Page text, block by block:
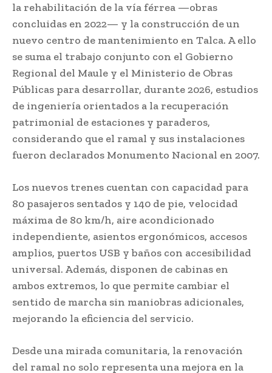
la rehabilitación de la vía férrea —obras
concluidas en 2022— y la construcción de un
nuevo centro de mantenimiento en Talca. A ello
se suma el trabajo conjunto con el Gobierno
Regional del Maule y el Ministerio de Obras
Públicas para desarrollar, durante 2026, estudios
de ingeniería orientados a la recuperación
patrimonial de estaciones y paraderos,
considerando que el ramal y sus instalaciones
fueron declarados Monumento Nacional en 2007.
Los nuevos trenes cuentan con capacidad para
80 pasajeros sentados y 140 de pie, velocidad
máxima de 80 km/h, aire acondicionado
independiente, asientos ergonómicos, accesos
amplios, puertos USB y baños con accesibilidad
universal. Además, disponen de cabinas en
ambos extremos, lo que permite cambiar el
sentido de marcha sin maniobras adicionales,
mejorando la eficiencia del servicio.
Desde una mirada comunitaria, la renovación
del ramal no solo representa una mejora en la